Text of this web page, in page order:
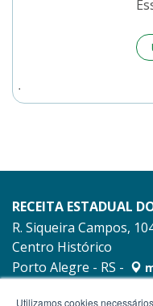
RECEITA ESTADUAL
R. Siqueira Campos,
Centro Histórico
Porto Alegre - RS -
Utilizamos cookies